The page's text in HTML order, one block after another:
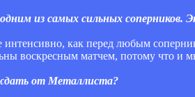
из самых сильных соперников.
как перед любым
воскресным матчем, потому что и
от Металлиста?